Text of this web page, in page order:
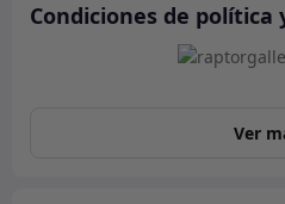
Condiciones de política
Ver